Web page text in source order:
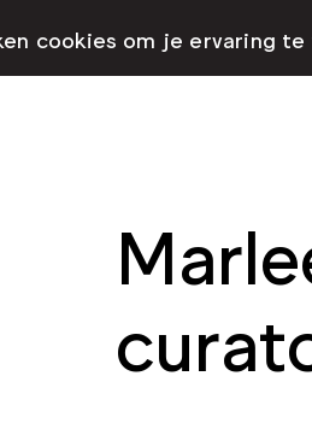
cookies om je ervaring